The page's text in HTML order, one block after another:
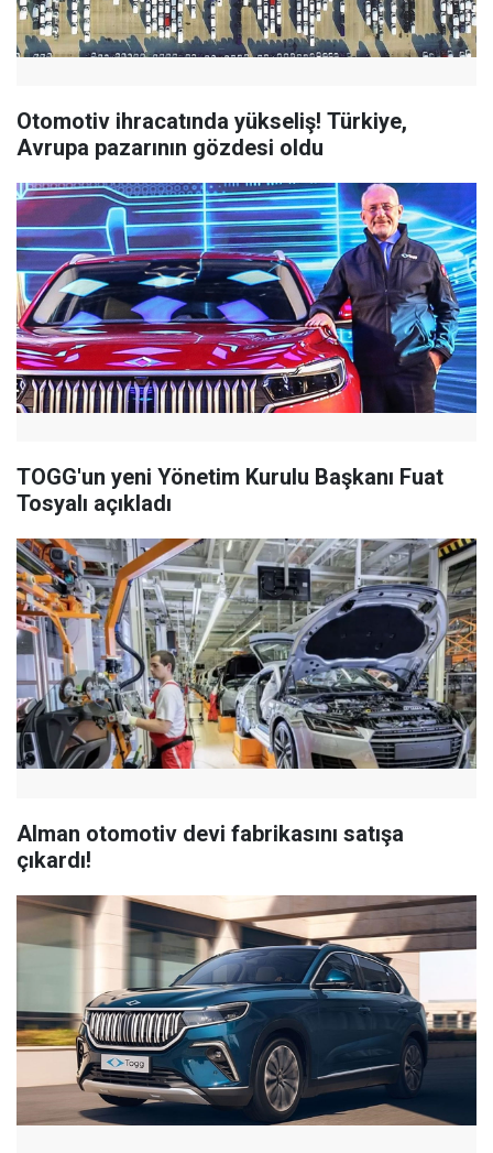
Otomotiv ihracatında yükseliş! Türkiye,
Avrupa pazarının gözdesi oldu
TOGG'un yeni Yönetim Kurulu Başkanı Fuat
Tosyalı açıkladı
Alman otomotiv devi fabrikasını satışa
çıkardı!